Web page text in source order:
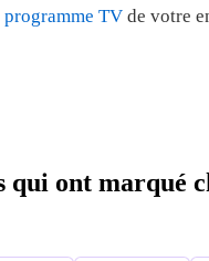
programme TV de votre
ont marqué